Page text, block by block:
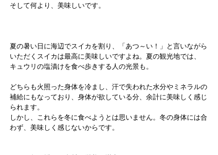
そして何より、美味しいです。
夏の暑い日に海辺でスイカを割り、「あつ～い！」と言いながら
いただくスイカは最高に美味しいですよね。夏の観光地では、
キュウリの塩漬けを食べ歩きする人の光景も。
どちらも火照った身体を冷まし、汗で失われた水分やミネラルの
補給にもなっており、身体が欲している分、余計に美味しく感じ
られます。
しかし、これらを冬に食べようとは思いません。冬の身体には合
わず、美味しく感じないからです。